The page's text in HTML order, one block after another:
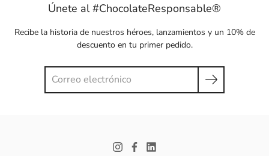
Únete al #ChocolateResponsable®
Recibe la historia de nuestros héroes, lanzamientos y un 10% de
descuento en tu primer pedido.